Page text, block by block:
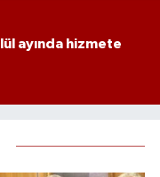
ayında hizmete